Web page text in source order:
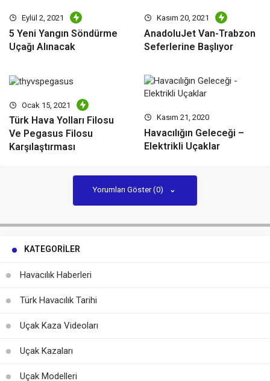
Eylül 2, 2021
5 Yeni Yangın Söndürme
Uçağı Alınacak
Kasım 20, 2021
AnadoluJet Van-Trabzon
Seferlerine Başlıyor
Ocak 15, 2021
Türk Hava Yolları Filosu
Ve Pegasus Filosu
Karşılaştırması
Kasım 21, 2020
Havacılığın Geleceği –
Elektrikli Uçaklar
Yorumları Göster (0)
KATEGORILER
Havacılık Haberleri
Türk Havacılık Tarihi
Uçak Kaza Videoları
Uçak Kazaları
Uçak Modelleri